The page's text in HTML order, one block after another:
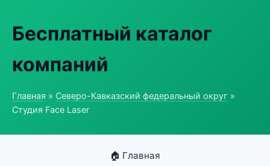
Бесплатный каталог
компаний
Главная » Северо-Кавказский федеральный округ »
Студия Face Laser
🏠 Главная